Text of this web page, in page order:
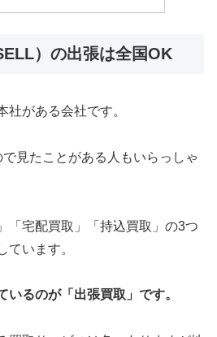
）の出張は全国OK
社がある会社です。
見たことがある人もいらっしゃ
「宅配買取」「持込買取」の3つ
ています。
いるのが「出張買取」です。